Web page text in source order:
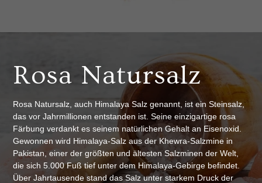
Rosa Natursalz
Rosa Natursalz, auch Himalaya Salz genannt, ist ein Steinsalz,
das vor Jahrmillionen entstanden ist. Seine einzigartige rosa
Färbung verdankt es seinem natürlichen Gehalt an Eisenoxid.
Gewonnen wird Himalaya-Salz aus der Khewra-Salzmine in
Pakistan, einer der größten und ältesten Salzminen der Welt,
die sich 5.000 Fuß tief unter dem Himalaya-Gebirge befindet.
Über Jahrtausende stand das Salz unter starkem Druck der